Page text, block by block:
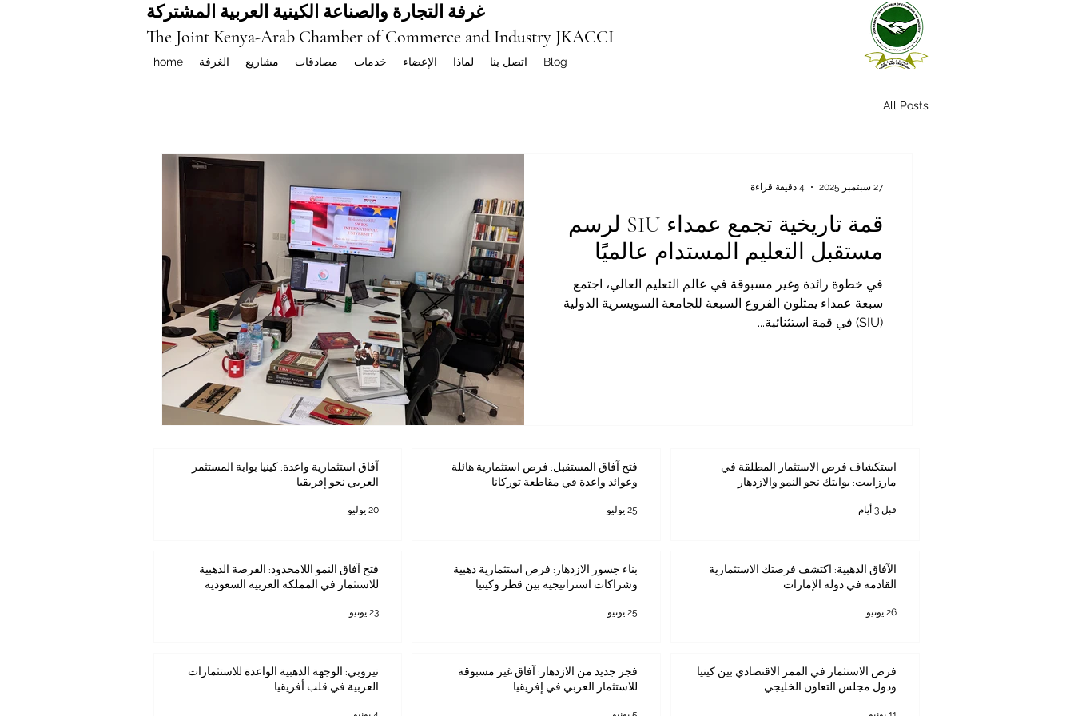
غرفة التجارة والصناعة الكينية العربية المشتركة
The Joint Kenya-Arab Chamber of Commerce and Industry JKACCI
home الغرفة مشاريع مصادقات خدمات الإعضاء لماذا اتصل بنا Blog
All Posts
قمة تاريخية تجمع عمداء SIU لرسم
مستقبل التعليم المستدام عالميًا
في خطوة رائدة وغير مسبوقة في عالم التعليم العالي، اجتمع
سبعة عمداء يمثلون الفروع السبعة للجامعة السويسرية الدولية
(SIU) في قمة استثنائية...
27 سبتمبر 2025 4 دقيقة قراءة
استكشاف فرص الاستثمار المطلقة في
مارزابيت: بوابتك نحو النمو والازدهار
قبل 3 أيام
فتح آفاق المستقبل: فرص استثمارية هائلة
وعوائد واعدة في مقاطعة توركانا
25 يوليو
آفاق استثمارية واعدة: كينيا بوابة المستثمر
العربي نحو إفريقيا
20 يوليو
الآفاق الذهبية: اكتشف فرصتك الاستثمارية
القادمة في دولة الإمارات
26 يونيو
بناء جسور الازدهار: فرص استثمارية ذهبية
وشراكات استراتيجية بين قطر وكينيا
25 يونيو
فتح آفاق النمو اللامحدود: الفرصة الذهبية
للاستثمار في المملكة العربية السعودية
23 يونيو
فرص الاستثمار في الممر الاقتصادي بين كينيا
ودول مجلس التعاون الخليجي
فجر جديد من الازدهار: آفاق غير مسبوقة
للاستثمار العربي في إفريقيا
نيروبي: الوجهة الذهبية الواعدة للاستثمارات
العربية في قلب أفريقيا